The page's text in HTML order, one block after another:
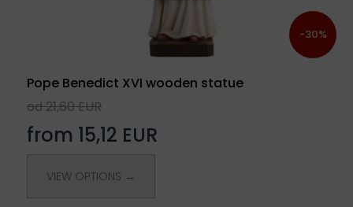
-30%
Pope Benedict XVI wooden statue
od 21,60 EUR
from 15,12 EUR
VIEW OPTIONS →